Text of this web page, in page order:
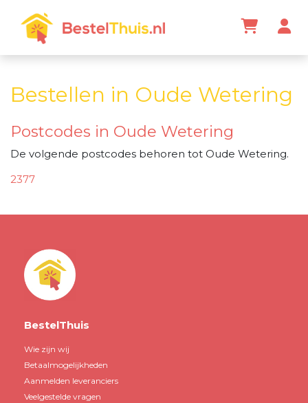
Bestellen in Oude Wetering
Postcodes in Oude Wetering
De volgende postcodes behoren tot Oude Wetering.
2377
BestelThuis
Wie zijn wij
Betaalmogelijkheden
Aanmelden leveranciers
Veelgestelde vragen